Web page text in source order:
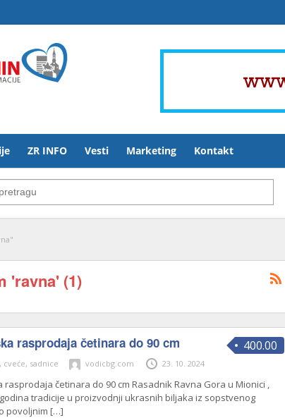
ZR INFO Vesti Marketing Kontakt
'ravna' (1)
400.00
rasprodaja četinara do 90 cm
cveće, sadnice vodicbg.com 23. 10. 2024
rasprodaja četinara do 90 cm Rasadnik Ravna Gora u Mionici ,
tradicije u proizvodnji ukrasnih biljaka iz sopstvenog
povoljnim […]